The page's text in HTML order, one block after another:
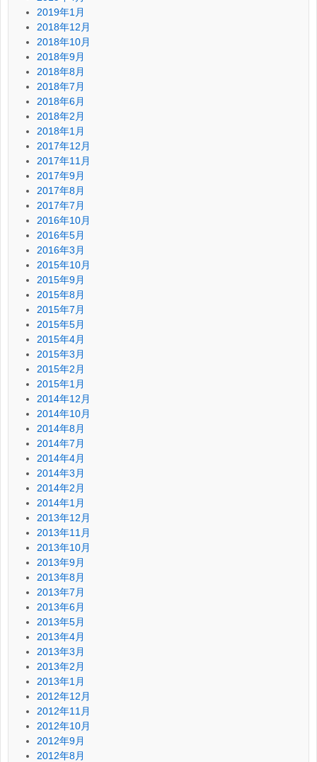
2019年1月
2018年12月
2018年10月
2018年9月
2018年8月
2018年7月
2018年6月
2018年2月
2018年1月
2017年12月
2017年11月
2017年9月
2017年8月
2017年7月
2016年10月
2016年5月
2016年3月
2015年10月
2015年9月
2015年8月
2015年7月
2015年5月
2015年4月
2015年3月
2015年2月
2015年1月
2014年12月
2014年10月
2014年8月
2014年7月
2014年4月
2014年3月
2014年2月
2014年1月
2013年12月
2013年11月
2013年10月
2013年9月
2013年8月
2013年7月
2013年6月
2013年5月
2013年4月
2013年3月
2013年2月
2013年1月
2012年12月
2012年11月
2012年10月
2012年9月
2012年8月